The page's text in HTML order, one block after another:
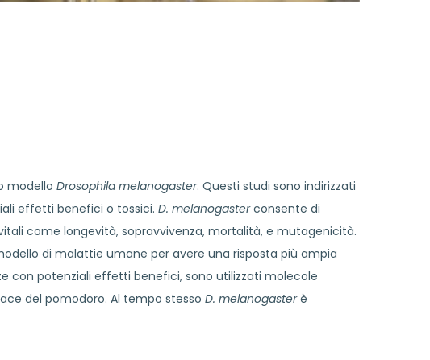
modello Drosophila melanogaster. Questi studi sono indirizzati
effetti benefici o tossici. D. melanogasterconsente di
come longevità, sopravvivenza, mortalità, e mutagenicità.
di malattie umane per avere una risposta più ampia
con potenziali effetti benefici, sono utilizzati molecole
del pomodoro. Al tempo stesso D. melanogasterè